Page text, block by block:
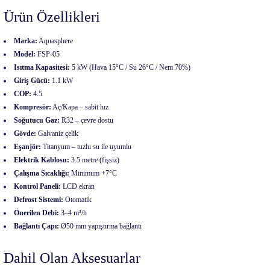
Ürün Özellikleri
Marka: Aquasphere
Model: FSP-05
Isıtma Kapasitesi: 5 kW (Hava 15°C / Su 26°C / Nem 70%)
Giriş Gücü: 1.1 kW
COP: 4.5
Kompresör: Aç/Kapa – sabit hız
Soğutucu Gaz: R32 – çevre dostu
Gövde: Galvaniz çelik
Eşanjör: Titanyum – tuzlu su ile uyumlu
Elektrik Kablosu: 3.5 metre (fişsiz)
Çalışma Sıcaklığı: Minimum +7°C
Kontrol Paneli: LCD ekran
Defrost Sistemi: Otomatik
Önerilen Debi: 3–4 m³/h
Bağlantı Çapı: Ø50 mm yapıştırma bağlantı
Dahil Olan Aksesuarlar